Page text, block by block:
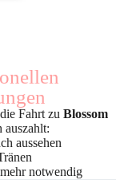
Fahrt zu Blossom
aussehen
notwendig